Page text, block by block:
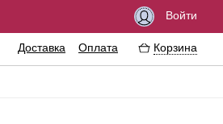
Войти
Доставка Оплата Корзина